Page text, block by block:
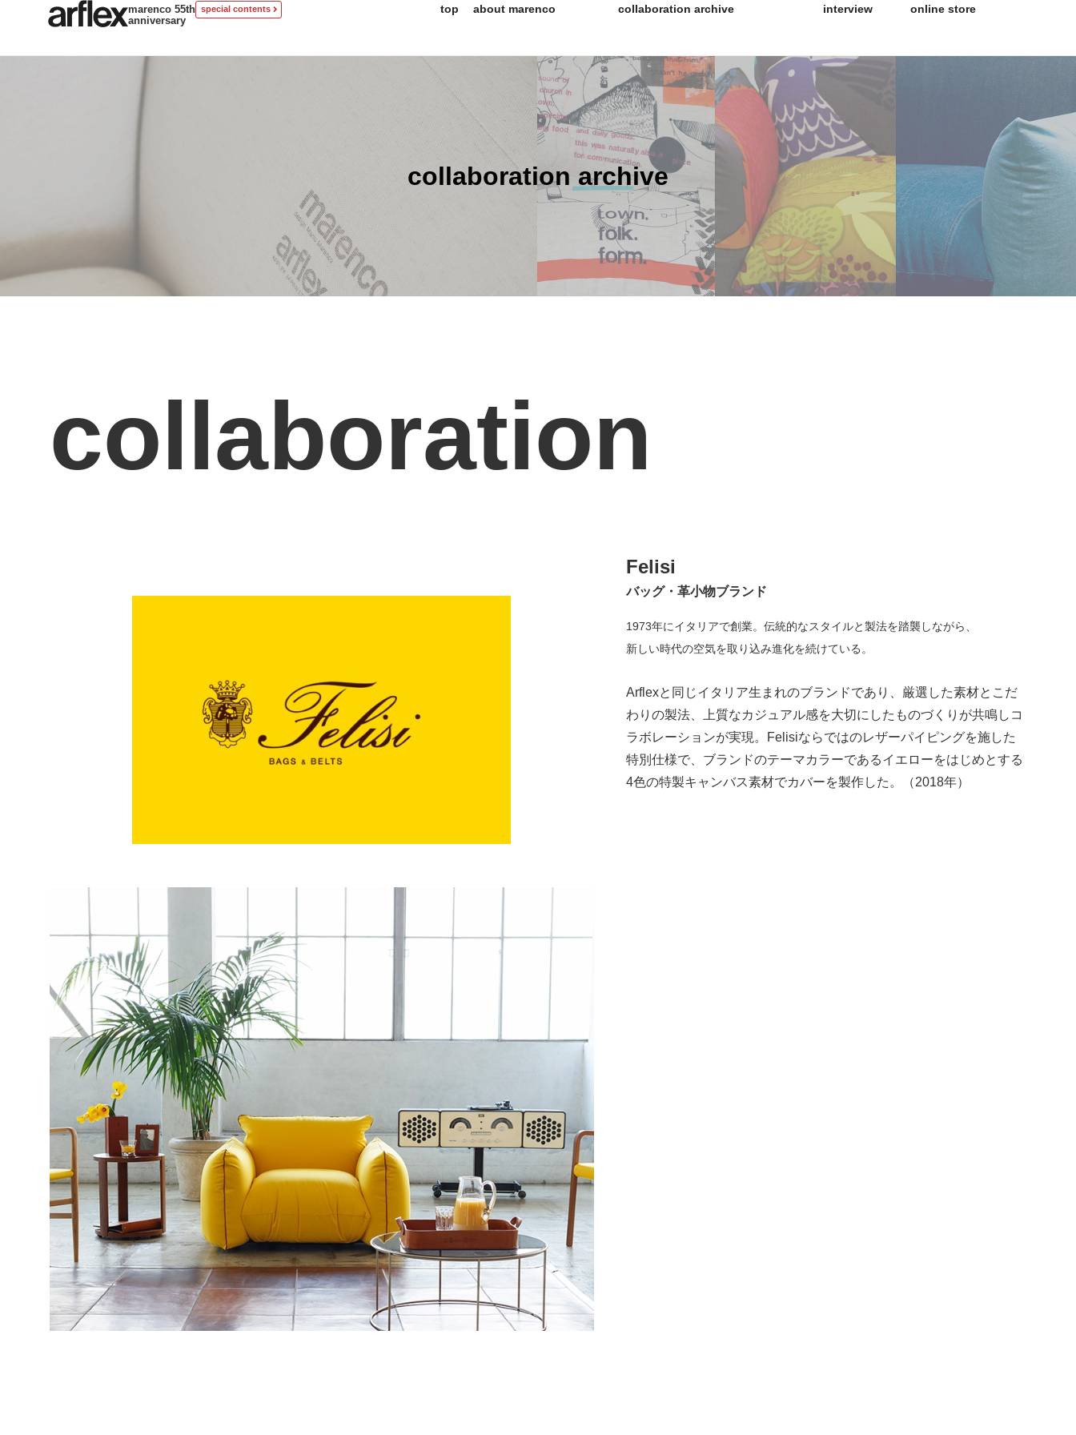
marenco 55th
anniversary
special contents top about marenco collaboration archive interview online store
collaboration archive
collaboration
Felisi
バッグ・革小物ブランド
1973年にイタリアで創業。伝統的なスタイルと製法を踏襲しながら、
新しい時代の空気を取り込み進化を続けている。
Arflexと同じイタリア生まれのブランドであり、厳選した素材とこだ
わりの製法、上質なカジュアル感を大切にしたものづくりが共鳴しコ
ラボレーションが実現。Felisiならではのレザーパイピングを施した
特別仕様で、ブランドのテーマカラーであるイエローをはじめとする
4色の特製キャンバス素材でカバーを製作した。
（2018年）